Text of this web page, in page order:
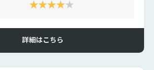
詳細はこちら